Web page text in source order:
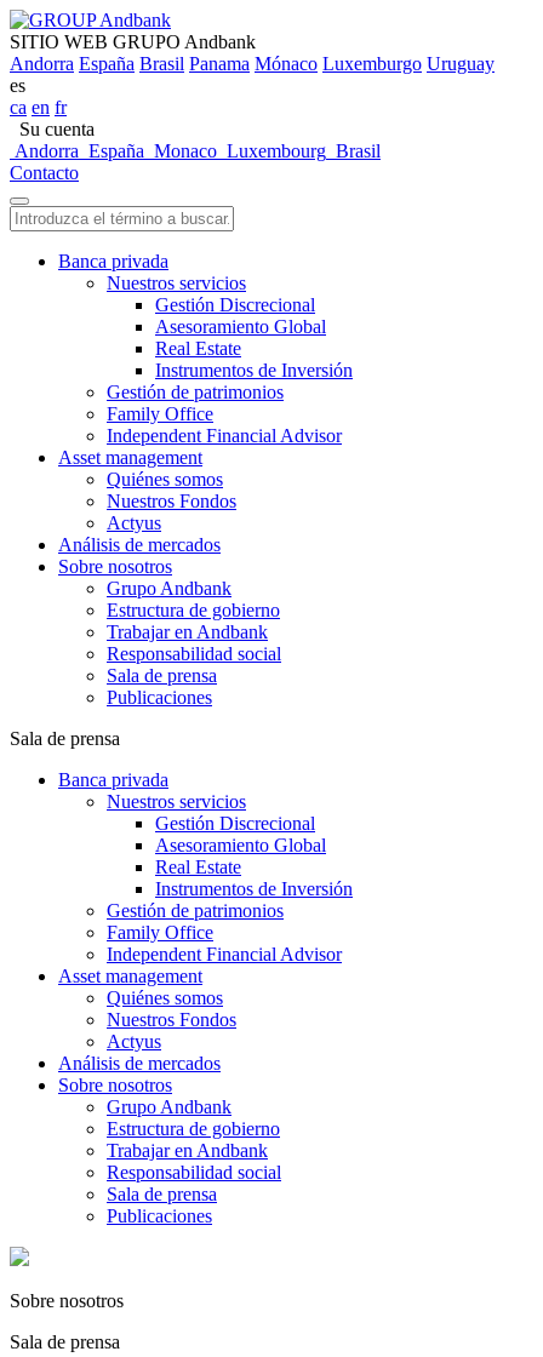
SITIO WEB GRUPO Andbank
Andorra España Brasil Panama Mónaco Luxemburgo Uruguay
es
ca en fr
Su cuenta
Andorra España Monaco Luxembourg Brasil
Contacto
Banca privada
Nuestros servicios
Gestión Discrecional
Asesoramiento Global
Real Estate
Instrumentos de Inversión
Gestión de patrimonios
Family Office
Independent Financial Advisor
Asset management
Quiénes somos
Nuestros Fondos
Actyus
Análisis de mercados
Sobre nosotros
Grupo Andbank
Estructura de gobierno
Trabajar en Andbank
Responsabilidad social
Sala de prensa
Publicaciones
Sala de prensa
Banca privada
Nuestros servicios
Gestión Discrecional
Asesoramiento Global
Real Estate
Instrumentos de Inversión
Gestión de patrimonios
Family Office
Independent Financial Advisor
Asset management
Quiénes somos
Nuestros Fondos
Actyus
Análisis de mercados
Sobre nosotros
Grupo Andbank
Estructura de gobierno
Trabajar en Andbank
Responsabilidad social
Sala de prensa
Publicaciones
Sobre nosotros
Sala de prensa